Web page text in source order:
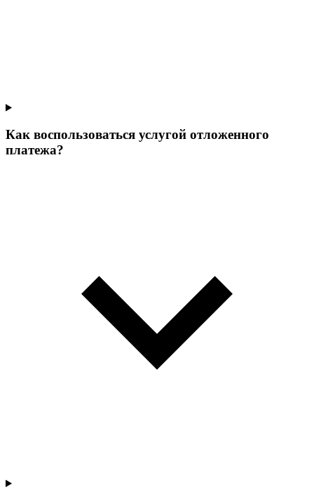
Как воспользоваться услугой отложенного
платежа?